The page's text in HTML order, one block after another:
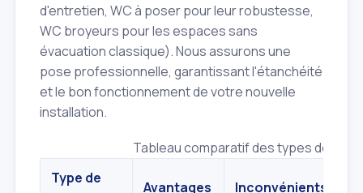
d'entretien, WC à poser pour leur robustesse,
WC broyeurs pour les espaces sans
évacuation classique). Nous assurons une
pose professionnelle, garantissant l'étanchéité
et le bon fonctionnement de votre nouvelle
installation.
Tableau comparatif des types de WC
Type de
Avantages Inconvénients